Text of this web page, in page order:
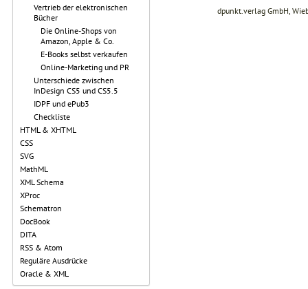
Vertrieb der elektronischen
Bücher
Die Online-Shops von
Amazon, Apple & Co.
E-Books selbst verkaufen
Online-Marketing und PR
Unterschiede zwischen
InDesign CS5 und CS5.5
IDPF und ePub3
Checkliste
HTML & XHTML
CSS
SVG
MathML
XML Schema
XProc
Schematron
DocBook
DITA
RSS & Atom
Reguläre Ausdrücke
Oracle & XML
dpunkt.verlag GmbH,